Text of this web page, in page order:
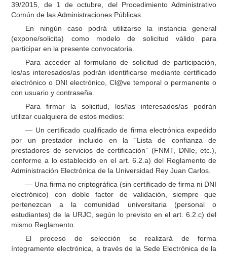
39/2015, de 1 de octubre, del Procedimiento Administrativo
Común de las Administraciones Públicas.
En ningún caso podrá utilizarse la instancia general
(expone/solicita) como modelo de solicitud válido para
participar en la presente convocatoria.
Para acceder al formulario de solicitud de participación,
los/as interesados/as podrán identificarse mediante certificado
electrónico o DNI electrónico, Cl@ve temporal o permanente o
con usuario y contraseña.
Para firmar la solicitud, los/las interesados/as podrán
utilizar cualquiera de estos medios:
— Un certificado cualificado de firma electrónica expedido
por un prestador incluido en la “Lista de confianza de
prestadores de servicios de certificación” (FNMT, DNIe, etc.),
conforme a lo establecido en el art. 6.2.a) del Reglamento de
Administración Electrónica de la Universidad Rey Juan Carlos.
— Una firma no criptográfica (sin certificado de firma ni DNI
electrónico) con doble factor de validación, siempre que
pertenezcan a la comunidad universitaria (personal o
estudiantes) de la URJC, según lo previsto en el art. 6.2.c) del
mismo Reglamento.
El proceso de selección se realizará de forma
íntegramente electrónica, a través de la Sede Electrónica de la